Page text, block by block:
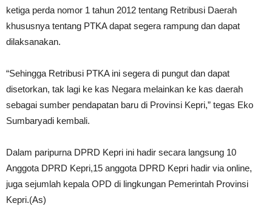
ketiga perda nomor 1 tahun 2012 tentang Retribusi Daerah
khususnya tentang PTKA dapat segera rampung dan dapat
dilaksanakan.
“Sehingga Retribusi PTKA ini segera di pungut dan dapat
disetorkan, tak lagi ke kas Negara melainkan ke kas daerah
sebagai sumber pendapatan baru di Provinsi Kepri,” tegas Eko
Sumbaryadi kembali.
Dalam paripurna DPRD Kepri ini hadir secara langsung 10
Anggota DPRD Kepri,15 anggota DPRD Kepri hadir via online,
juga sejumlah kepala OPD di lingkungan Pemerintah Provinsi
Kepri.(As)